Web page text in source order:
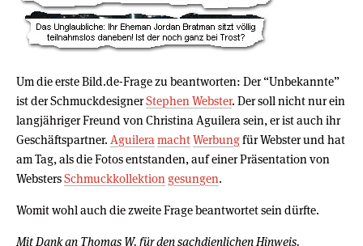
Um die erste Bild.de-Frage zu beantworten: Der “Unbekannte”
ist der SchmuckdesignerStephen Webster. Der soll nicht nur ein
langjähriger Freund von Christina Aguilera sein, er ist auch ihr
Geschäftspartner. Aguilera machtWerbungfür Webster und hat
am Tag, als die Fotos entstanden, auf einer Präsentation von
WebstersSchmuckkollektion gesungen.
Womit wohl auch die zweite Frage beantwortet sein dürfte.
Mit Dank an Thomas W. für den sachdienlichen Hinweis.